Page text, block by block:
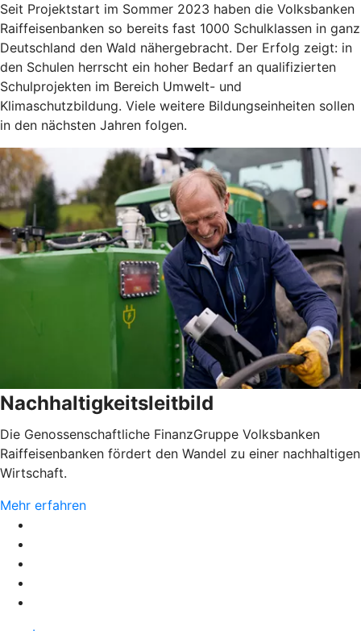
Seit Projektstart im Sommer 2023 haben die Volksbanken
Raiffeisenbanken so bereits fast 1000 Schulklassen in ganz
Deutschland den Wald nähergebracht. Der Erfolg zeigt: in
den Schulen herrscht ein hoher Bedarf an qualifizierten
Schulprojekten im Bereich Umwelt- und
Klimaschutzbildung. Viele weitere Bildungseinheiten sollen
in den nächsten Jahren folgen.
Nachhaltigkeitsleitbild
Die Genossenschaftliche FinanzGruppe Volksbanken
Raiffeisenbanken fördert den Wandel zu einer nachhaltigen
Wirtschaft.
Mehr erfahren